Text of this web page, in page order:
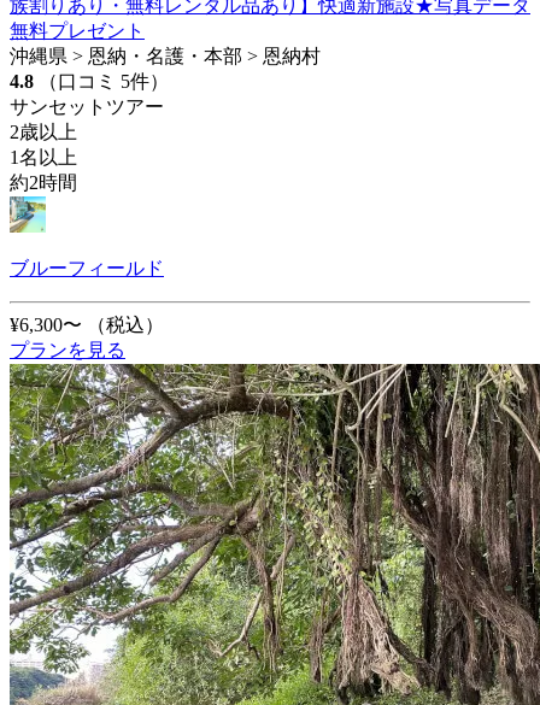
族割りあり・無料レンタル品あり】快適新施設★写真データ
無料プレゼント
沖縄県 > 恩納・名護・本部 > 恩納村
4.8
（口コミ 5件）
サンセットツアー
2歳以上
1名以上
約2時間
ブルーフィールド
¥6,300〜
（税込）
プランを見る